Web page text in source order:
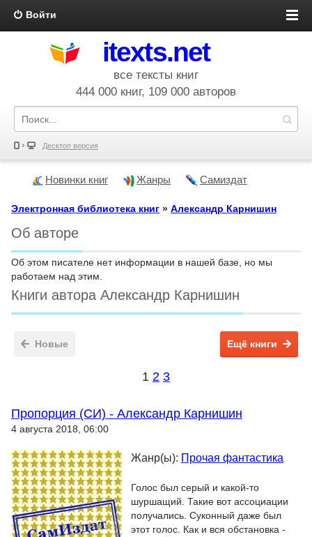
Войти
itexts.net
все тексты книг
444 000 книг, 109 000 авторов
Десктоп версия
Новинки книг Жанры Самиздат
Электронная библиотека книг » Александр Карнишин
Об авторе
Об этом писателе нет информации в нашей базе, но мы
работаем над этим.
Книги автора Александр Карнишин
Новые Ещё книги
1 2 3
Пропорция (СИ) - Александр Карнишин
4 августа 2018, 06:00
Жанр(ы): Прочая фантастика
Голос был серый и какой-то
шуршащий. Такие вот ассоциации
получались. Суконный даже был
этот голос. Как и вся обстановка -